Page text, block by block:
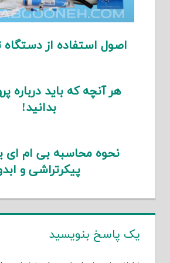
اصول استفاده از
هر آنچه که باید درباره
بدانید!
پیکرتراشی و
یک پاسخ بنویسید